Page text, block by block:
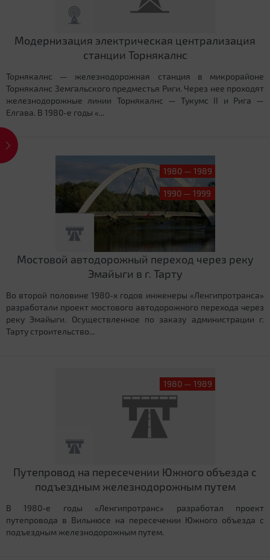
Модернизация электрическая централизация
станции Торнякалнс
Торнякалнс — железнодорожная станция в микрорайоне
Торнякалнс Земгальского предместья Риги. Через нее проходят
железнодорожные линии Торнякалнс — Тукумс II и Рига —
Елгава. В 1980-е годы «...
1980 — 1989
1990 — 1999
Мостовой автодорожный переход через реку
Эмайыги в г. Тарту
Во второй половине 1980-х годов инженеры «Ленгипротранса»
разработали проект мостового автодорожного перехода через
реку Эмайыги. Осуществленное по заказу администрации г.
Тарту строительство...
1980 — 1989
Путепровод на пересечении Южного объезда с
подъездным железнодорожным путем
В 1980-е годы «Ленгипротранс» разработал проект
путепровода в Вильнюсе на пересечении Южного объезда с
подъездным железнодорожным путем.